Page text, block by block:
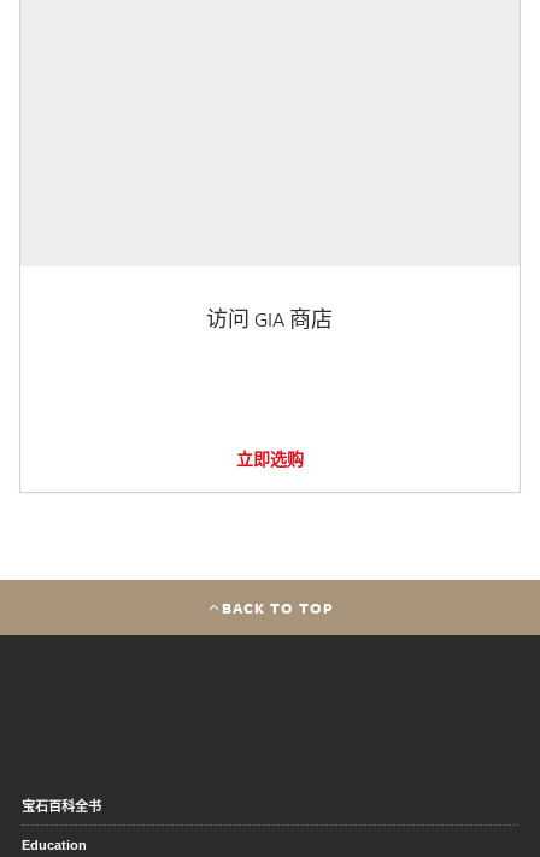
访问 GIA 商店
立即选购
BACK TO TOP
宝石百科全书
Education